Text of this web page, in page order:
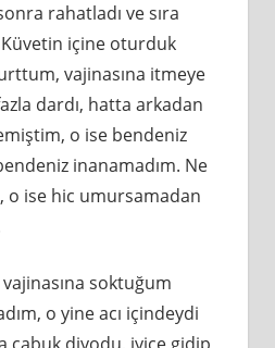
rahatladı ve sıra
içine oturduk
vajinasına itmeye
dardı, hatta arkadan
o ise bendeniz
inanamadım. Ne
o ise hic umursamadan
soktuğum
o yine acı içindeydi